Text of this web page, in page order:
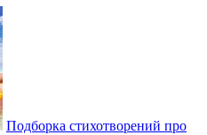
Подборка стихотворений про